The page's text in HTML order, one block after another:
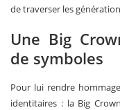
de traverser les
Une Big
de symboles
Pour lui rendre
identitaires : la Big